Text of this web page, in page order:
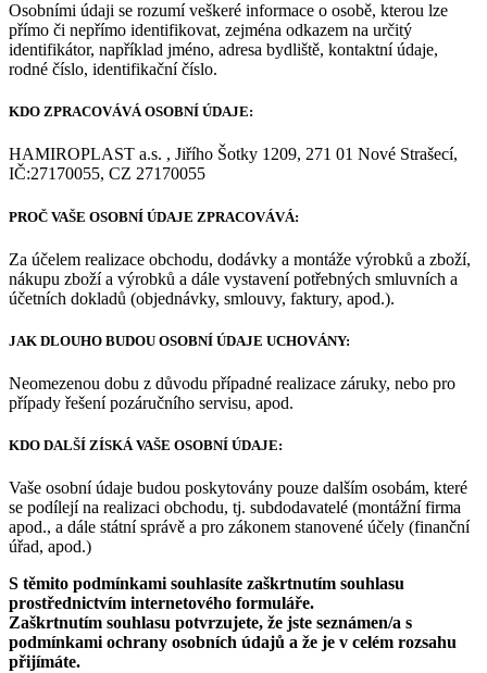
Osobními údaji se rozumí veškeré informace o osobě, kterou lze
přímo či nepřímo identifikovat, zejména odkazem na určitý
identifikátor, například jméno, adresa bydliště, kontaktní údaje,
rodné číslo, identifikační číslo.
KDO ZPRACOVÁVÁ OSOBNÍ ÚDAJE:
HAMIROPLAST a.s. , Jiřího Šotky 1209, 271 01 Nové Strašecí,
IČ:27170055, CZ 27170055
PROČ VAŠE OSOBNÍ ÚDAJE ZPRACOVÁVÁ:
Za účelem realizace obchodu, dodávky a montáže výrobků a zboží,
nákupu zboží a výrobků a dále vystavení potřebných smluvních a
účetních dokladů (objednávky, smlouvy, faktury, apod.).
JAK DLOUHO BUDOU OSOBNÍ ÚDAJE UCHOVÁNY:
Neomezenou dobu z důvodu případné realizace záruky, nebo pro
případy řešení pozáručního servisu, apod.
KDO DALŠÍ ZÍSKÁ VAŠE OSOBNÍ ÚDAJE:
Vaše osobní údaje budou poskytovány pouze dalším osobám, které
se podílejí na realizaci obchodu, tj. subdodavatelé (montážní firma
apod., a dále státní správě a pro zákonem stanovené účely (finanční
úřad, apod.)
S těmito podmínkami souhlasíte zaškrtnutím souhlasu
prostřednictvím internetového formuláře.
Zaškrtnutím souhlasu potvrzujete, že jste seznámen/a s
podmínkami ochrany osobních údajů a že je v celém rozsahu
přijímáte.